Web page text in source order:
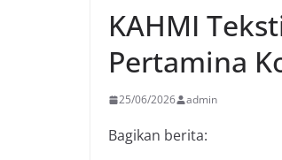
KAHMI
Pertamina
25/06/2026 admin
Bagikan berita: